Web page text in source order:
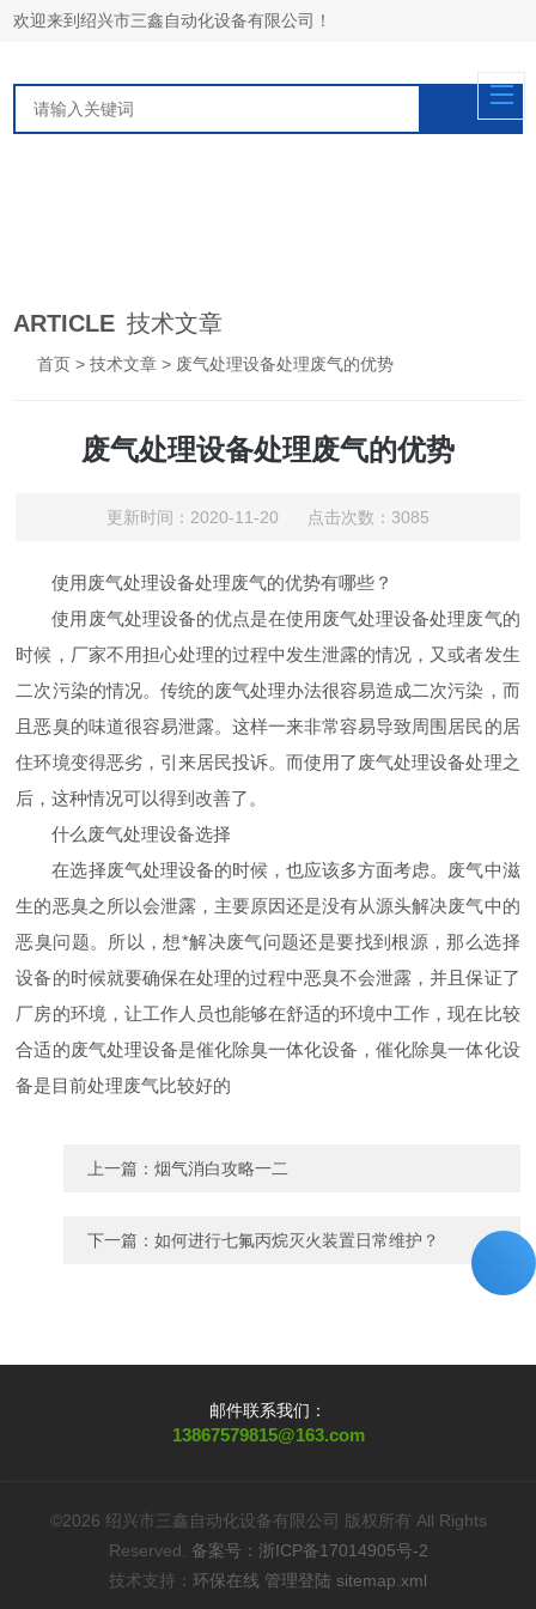
欢迎来到绍兴市三鑫自动化设备有限公司！
ARTICLE 技术文章
首页 >技术文章 > 废气处理设备处理废气的优势
废气处理设备处理废气的优势
更新时间：2020-11-20 点击次数：3085
使用废气处理设备处理废气的优势有哪些？
使用废气处理设备的优点是在使用废气处理设备处理废气的
时候，厂家不用担心处理的过程中发生泄露的情况，又或者发生
二次污染的情况。传统的废气处理办法很容易造成二次污染，而
且恶臭的味道很容易泄露。这样一来非常容易导致周围居民的居
住环境变得恶劣，引来居民投诉。而使用了废气处理设备处理之
后，这种情况可以得到改善了。
什么废气处理设备选择
在选择废气处理设备的时候，也应该多方面考虑。废气中滋
生的恶臭之所以会泄露，主要原因还是没有从源头解决废气中的
恶臭问题。所以，想*解决废气问题还是要找到根源，那么选择
设备的时候就要确保在处理的过程中恶臭不会泄露，并且保证了
厂房的环境，让工作人员也能够在舒适的环境中工作，现在比较
合适的废气处理设备是催化除臭一体化设备，催化除臭一体化设
备是目前处理废气比较好的
上一篇：烟气消白攻略一二
下一篇：如何进行七氟丙烷灭火装置日常维护？
邮件联系我们：
13867579815@163.com
©2026 绍兴市三鑫自动化设备有限公司 版权所有 All Rights
Reserved. 备案号：浙ICP备17014905号-2
技术支持： 环保在线 管理登陆 sitemap.xml